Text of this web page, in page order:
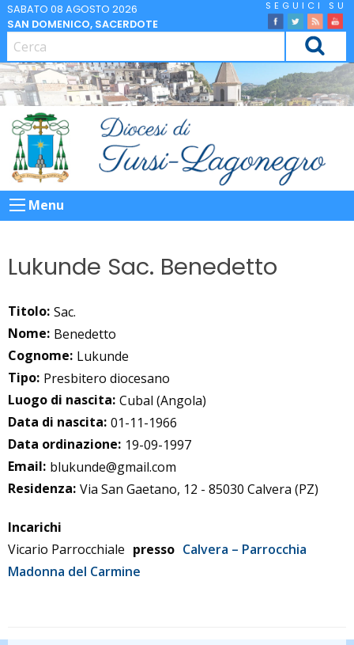
Skip
to
content
SABATO 08 AGOSTO 2026
SAN DOMENICO, SACERDOTE
facebook
Twitter
Feed
CERCA
Menu
Lukunde Sac. Benedetto
Titolo: Sac.
Nome: Benedetto
Cognome: Lukunde
Tipo: Presbitero diocesano
Luogo di nascita: Cubal (Angola)
Data di nascita: 01-11-1966
Data ordinazione: 19-09-1997
Email: blukunde@gmail.com
Residenza: Via San Gaetano, 12 - 85030 Calvera (PZ)
Incarichi
Vicario Parrocchiale presso Calvera – Parrocchia
Madonna del Carmine